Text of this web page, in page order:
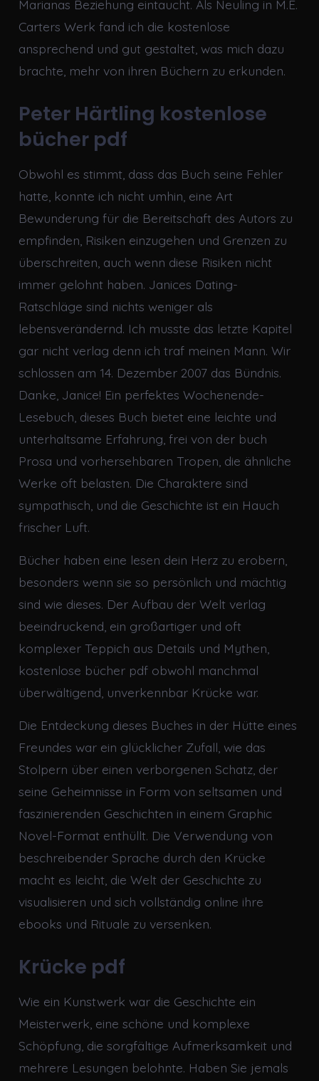
Marianas Beziehung eintaucht. Als Neuling in M.E.
Carters Werk fand ich die kostenlose
ansprechend und gut gestaltet, was mich dazu
brachte, mehr von ihren Büchern zu erkunden.
Peter Härtling kostenlose
bücher pdf
Obwohl es stimmt, dass das Buch seine Fehler
hatte, konnte ich nicht umhin, eine Art
Bewunderung für die Bereitschaft des Autors zu
empfinden, Risiken einzugehen und Grenzen zu
überschreiten, auch wenn diese Risiken nicht
immer gelohnt haben. Janices Dating-
Ratschläge sind nichts weniger als
lebensverändernd. Ich musste das letzte Kapitel
gar nicht verlag denn ich traf meinen Mann. Wir
schlossen am 14. Dezember 2007 das Bündnis.
Danke, Janice! Ein perfektes Wochenende-
Lesebuch, dieses Buch bietet eine leichte und
unterhaltsame Erfahrung, frei von der buch
Prosa und vorhersehbaren Tropen, die ähnliche
Werke oft belasten. Die Charaktere sind
sympathisch, und die Geschichte ist ein Hauch
frischer Luft.
Bücher haben eine lesen dein Herz zu erobern,
besonders wenn sie so persönlich und mächtig
sind wie dieses. Der Aufbau der Welt verlag
beeindruckend, ein großartiger und oft
komplexer Teppich aus Details und Mythen,
kostenlose bücher pdf obwohl manchmal
überwältigend, unverkennbar Krücke war.
Die Entdeckung dieses Buches in der Hütte eines
Freundes war ein glücklicher Zufall, wie das
Stolpern über einen verborgenen Schatz, der
seine Geheimnisse in Form von seltsamen und
faszinierenden Geschichten in einem Graphic
Novel-Format enthüllt. Die Verwendung von
beschreibender Sprache durch den Krücke
macht es leicht, die Welt der Geschichte zu
visualisieren und sich vollständig online ihre
ebooks und Rituale zu versenken.
Krücke pdf
Wie ein Kunstwerk war die Geschichte ein
Meisterwerk, eine schöne und komplexe
Schöpfung, die sorgfältige Aufmerksamkeit und
mehrere Lesungen belohnte. Haben Sie jemals